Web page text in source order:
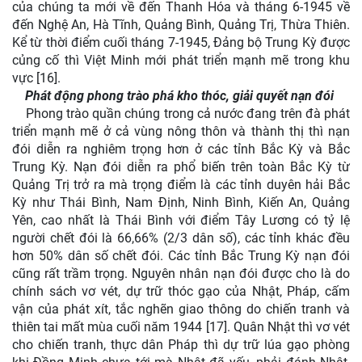
của chúng ta mới về đến Thanh Hóa và tháng 6-1945 về
đến Nghệ An, Hà Tĩnh, Quảng Bình, Quảng Trị, Thừa Thiên.
Kể từ thời điểm cuối tháng 7-1945, Đảng bộ Trung Kỳ được
củng cố thì Việt Minh mới phát triển mạnh mẽ trong khu
vực [16].
Phát động phong trào phá kho thóc, giải quyết nạn đói
Phong trào quần chúng trong cả nước đang trên đà phát
triển mạnh mẽ ở cả vùng nông thôn và thành thị thì nạn
đói diễn ra nghiêm trọng hơn ở các tỉnh Bắc Kỳ và Bắc
Trung Kỳ. Nạn đói diễn ra phổ biến trên toàn Bắc Kỳ từ
Quảng Trị trở ra mà trọng điểm là các tỉnh duyên hải Bắc
Kỳ như Thái Bình, Nam Định, Ninh Bình, Kiến An, Quảng
Yên, cao nhất là Thái Bình với điểm Tây Lương có tỷ lệ
người chết đói là 66,66% (2/3 dân số), các tỉnh khác đều
hơn 50% dân số chết đói. Các tỉnh Bắc Trung Kỳ nạn đói
cũng rất trầm trọng. Nguyên nhân nạn đói được cho là do
chính sách vơ vét, dự trữ thóc gạo của Nhật, Pháp, cấm
vận của phát xít, tắc nghẽn giao thông do chiến tranh và
thiên tai mất mùa cuối năm 1944 [17]. Quân Nhật thì vơ vét
cho chiến tranh, thực dân Pháp thì dự trữ lúa gạo phòng